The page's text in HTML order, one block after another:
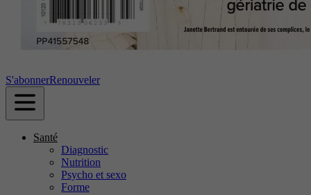
S'abonnerRenouveler
Santé
Diagnostic
Nutrition
Psycho et sexo
Forme